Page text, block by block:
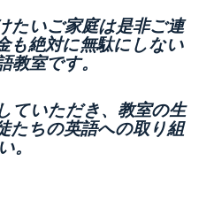
たいご家庭は是非ご連
も絶対に無駄にしない
室です。
ていただき、教室の生
たちの英語への取り組
。